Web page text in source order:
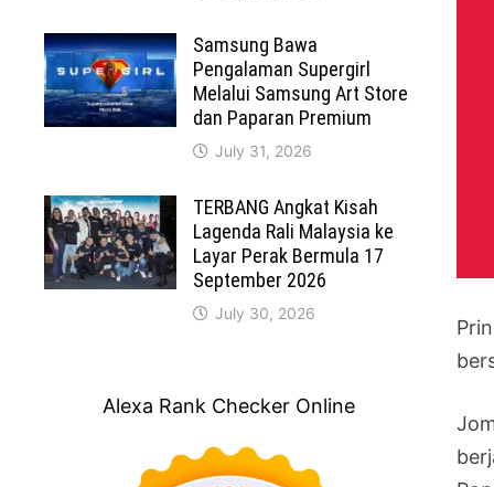
Samsung Bawa
Pengalaman Supergirl
Melalui Samsung Art Store
dan Paparan Premium
July 31, 2026
TERBANG Angkat Kisah
Lagenda Rali Malaysia ke
Layar Perak Bermula 17
September 2026
July 30, 2026
Alexa Rank Checker Online